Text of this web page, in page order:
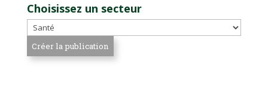
Choisissez un secteur